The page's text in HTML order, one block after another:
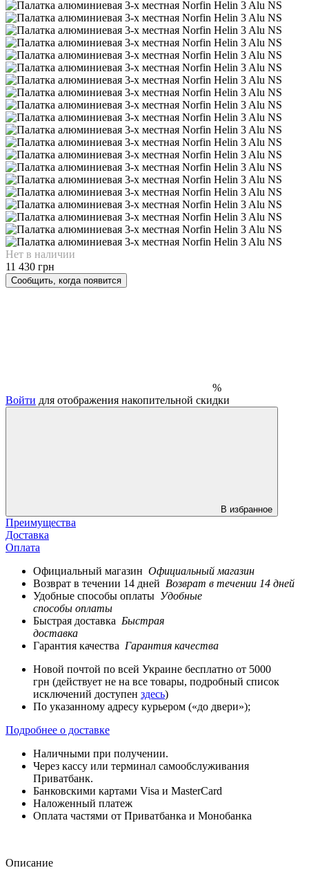
Нет в наличии
11 430 грн
Сообщить, когда появится
%
Войти для отображения накопительной скидки
В избранное
Преимущества
Доставка
Оплата
Официальный магазин Официальный магазин
Возврат в течении 14 дней Возврат в течении 14 дней
Удобные способы оплаты Удобные
способы оплаты
Быстрая доставка Быстрая
доставка
Гарантия качества Гарантия качества
Новой почтой по всей Украине бесплатно от 5000
грн (действует не на все товары, подробный список
исключений доступен здесь)
По указанному адресу курьером («до двери»);
Подробнее о доставке
Наличными при получении.
Через кассу или терминал самообслуживания
Приватбанк.
Банковскими картами Visa и MasterCard
Наложенный платеж
Оплата частями от Приватбанка и Монобанка
Описание